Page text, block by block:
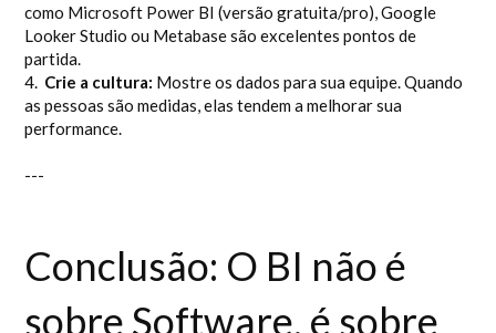
como Microsoft Power BI (versão gratuita/pro), Google
Looker Studio ou Metabase são excelentes pontos de
partida.
4. Crie a cultura: Mostre os dados para sua equipe. Quando
as pessoas são medidas, elas tendem a melhorar sua
performance.
---
Conclusão: O BI não é
sobre Software, é sobre